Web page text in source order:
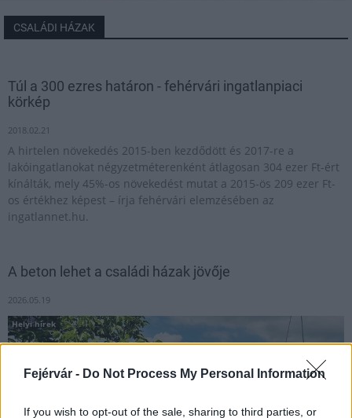
Fejérvár - Do Not Process My Personal Information
If you wish to opt-out of the sale, sharing to third parties, or
CSALÁDI HÁZAK
Túl a 300 ezres határon - fehérvári ingatlanpiaci
körkép
2018.02.21
A hirtelen növekedés 2015-ben kezdődött és 2017-re a
lakóingatlanokat négyzetméterenként átlagosan 304 ezer Ft-ért
kínálták, mely 45%-os növekedést mutat a 2015-ös 209 ezer Ft-
os értékhez képest – írja fehérvári elemzésében az
ingatlannet.hu.
A beton lehet a családi házak jövője
2026.05.19
Helyi hírek